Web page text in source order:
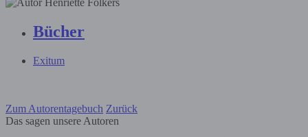
Bücher
Exitum
Zum Autorentagebuch Zurück
Das sagen unsere Autoren